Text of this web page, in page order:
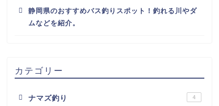
静岡県のおすすめバス釣りスポット！釣れる川やダ
ムなどを紹介。
カテゴリー
ナマズ釣り 4